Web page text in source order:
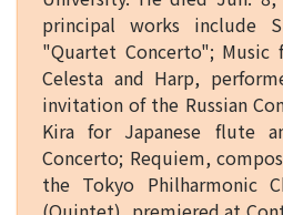
principal works include
"Quartet Concerto"; Music
Celesta and Harp,
invitation of the Russian
Kira for Japanese flute
Concerto; Requiem,
the Tokyo Philharmonic